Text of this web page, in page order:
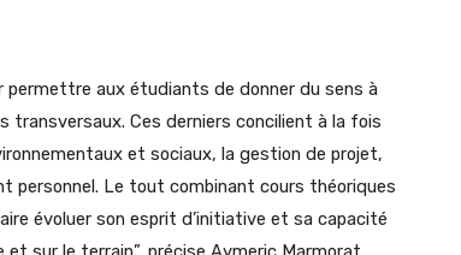
permettre aux étudiants de donner du sens à
transversaux. Ces derniers concilient à la fois
et sociaux, la gestion de projet,
personnel. Le tout combinant cours théoriques
évoluer son esprit d’initiative et sa capacité